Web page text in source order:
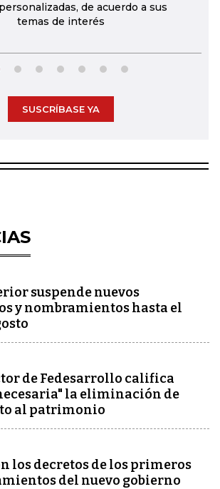
de acuerdo a sus
temas de interés
SUSCRÍBASE YA
suspende nuevos
y nombramientos hasta el
de Fedesarrollo califica
la eliminación de
al patrimonio
los decretos de los primeros
del nuevo gobierno